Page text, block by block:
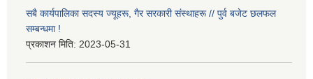
सबै कार्यपालिका सदस्य ज्यूहरू, गैर सरकारी संस्थाहरू // पुर्व बजेट छलफल
सम्बन्धमा !
प्रकाशन मिति: 2023-05-31